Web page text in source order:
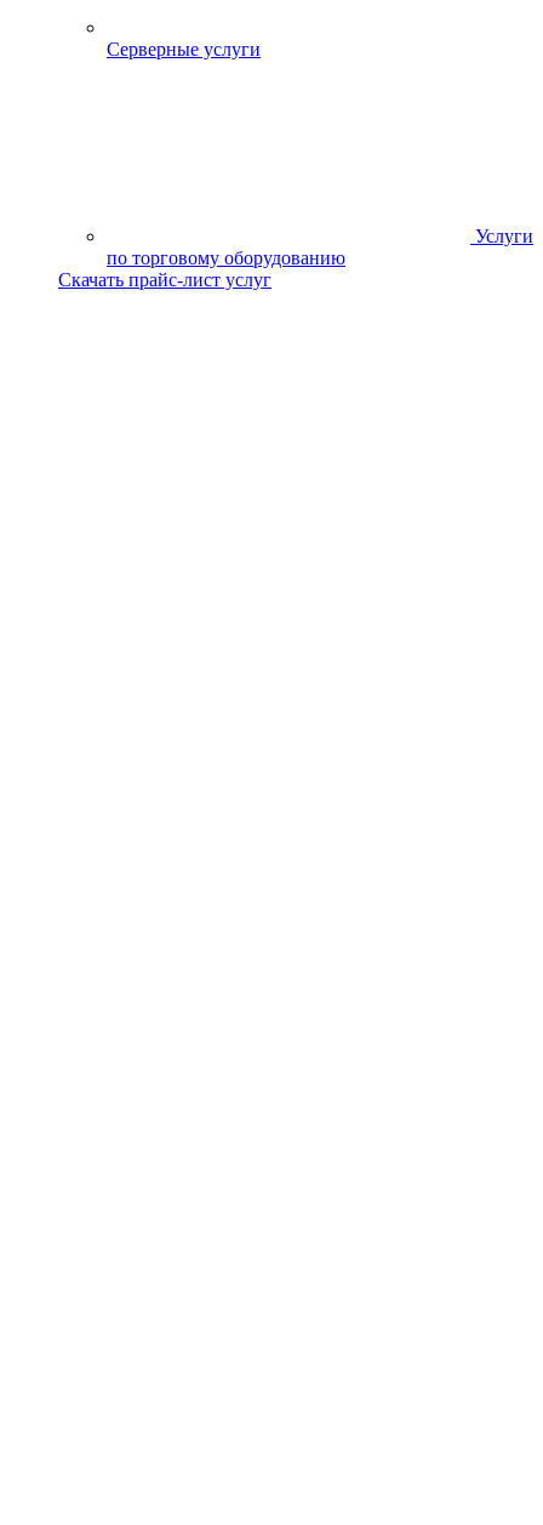
Серверные услуги
Услуги
по торговому оборудованию
Скачать прайс-лист услуг